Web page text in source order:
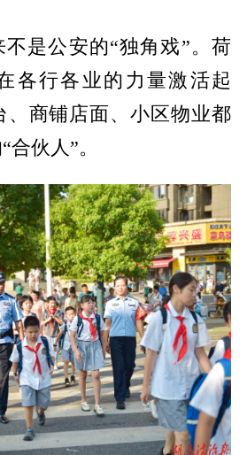
是公安的“独角戏”。荷
各行各业的力量激活起
、商铺店面、小区物业都
伙人”。